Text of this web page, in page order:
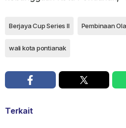
Berjaya Cup Series II Pembinaan
wali kota pontianak
Terkait